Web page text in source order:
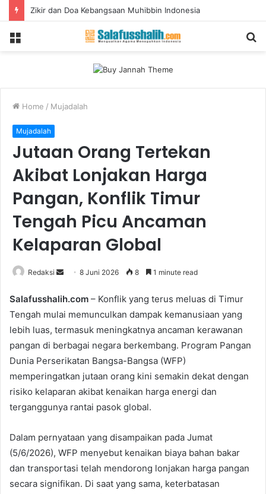
Zikir dan Doa Kebangsaan Muhibbin Indonesia
Home / Mujadalah
Mujadalah
Jutaan Orang Tertekan
Akibat Lonjakan Harga
Pangan, Konflik Timur
Tengah Picu Ancaman
Kelaparan Global
Redaksi
n
d
a
n
e
m
8 Juni 2026 8 1 minute read
Salafusshalih.com – Konflik yang terus meluas di Timur
Tengah mulai memunculkan dampak kemanusiaan yang
lebih luas, termasuk meningkatnya ancaman kerawanan
pangan di berbagai negara berkembang. Program Pangan
Dunia Perserikatan Bangsa-Bangsa (WFP)
memperingatkan jutaan orang kini semakin dekat dengan
risiko kelaparan akibat kenaikan harga energi dan
terganggunya rantai pasok global.
Dalam pernyataan yang disampaikan pada Jumat
(5/6/2026), WFP menyebut kenaikan biaya bahan bakar
dan transportasi telah mendorong lonjakan harga pangan
secara signifikan. Di saat yang sama, keterbatasan